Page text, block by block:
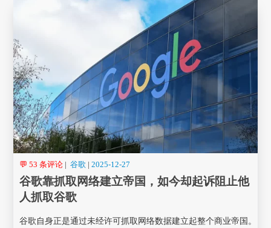
💬 53 条评论 | 谷歌 |2025-12-27
谷歌靠抓取网络建立帝国，如今却起诉阻止他
人抓取谷歌
谷歌自身正是通过未经许可抓取网络数据建立起整个商业帝国。